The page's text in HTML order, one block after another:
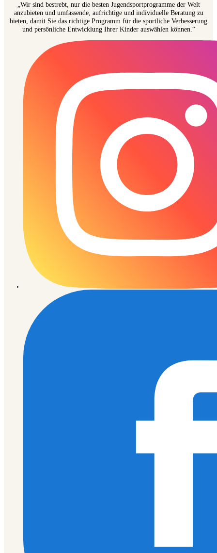
„Wir sind bestrebt, nur die besten Jugendsportprogramme der Welt
anzubieten und umfassende, aufrichtige und individuelle Beratung zu
bieten, damit Sie das richtige Programm für die sportliche Verbesserung
und persönliche Entwicklung Ihrer Kinder auswählen können.“